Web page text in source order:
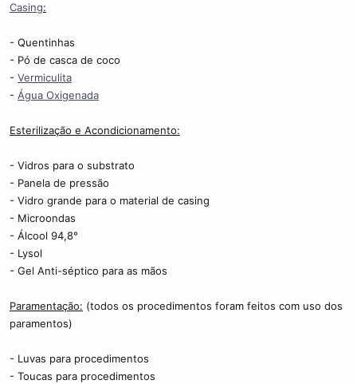
Casing:
- Quentinhas
- Pó de casca de coco
- Vermiculita
- Água Oxigenada
Esterilização e Acondicionamento:
- Vidros para o substrato
- Panela de pressão
- Vidro grande para o material de casing
- Microondas
- Álcool 94,8°
- Lysol
- Gel Anti-séptico para as mãos
Paramentação: (todos os procedimentos foram feitos com uso dos
paramentos)
- Luvas para procedimentos
- Toucas para procedimentos